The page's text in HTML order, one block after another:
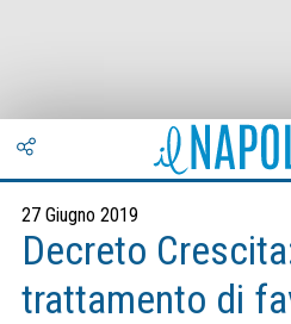
27 Giugno 2019
Decreto
trattamento di